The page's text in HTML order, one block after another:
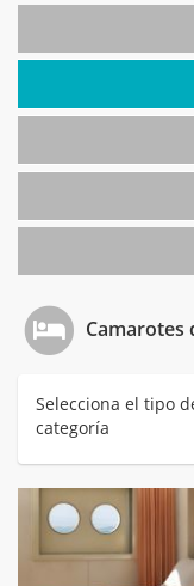
Camarotes
Selecciona el tipo
categoría